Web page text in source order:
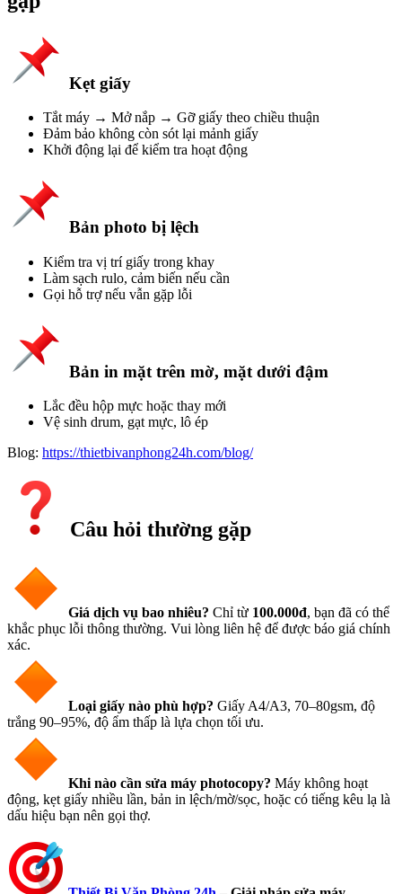
Kẹt giấy​
Tắt máy → Mở nắp → Gỡ giấy theo chiều thuận
Đảm bảo không còn sót lại mảnh giấy
Khởi động lại để kiểm tra hoạt động
Bản photo bị lệch​
Kiểm tra vị trí giấy trong khay
Làm sạch rulo, cảm biến nếu cần
Gọi hỗ trợ nếu vẫn gặp lỗi
Bản in mặt trên mờ, mặt dưới đậm​
Lắc đều hộp mực hoặc thay mới
Vệ sinh drum, gạt mực, lô ép
Blog: https://thietbivanphong24h.com/blog/
Câu hỏi thường gặp​
Giá dịch vụ bao nhiêu? Chỉ từ 100.000đ, bạn đã có thể
khắc phục lỗi thông thường. Vui lòng liên hệ để được báo giá chính
xác.
Loại giấy nào phù hợp? Giấy A4/A3, 70–80gsm, độ
trắng 90–95%, độ ẩm thấp là lựa chọn tối ưu.
Khi nào cần sửa máy photocopy? Máy không hoạt
động, kẹt giấy nhiều lần, bản in lệch/mờ/sọc, hoặc có tiếng kêu lạ là
dấu hiệu bạn nên gọi thợ.